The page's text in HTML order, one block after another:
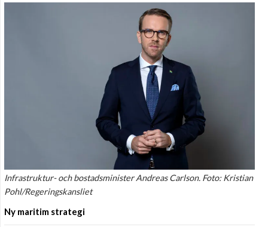
Infrastruktur- och bostadsminister Andreas Carlson. Foto: Kristian
Pohl/Regeringskansliet
Ny maritim strategi